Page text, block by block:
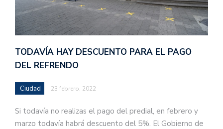
TODAVÍA HAY DESCUENTO PARA EL PAGO
DEL REFRENDO
Ciudad 23 febrero, 2022
Si todavía no realizas el pago del predial, en febrero y
marzo todavía habrá descuento del 5%. El Gobierno de